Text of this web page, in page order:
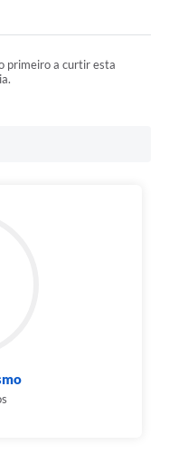
primeiro a curtir esta